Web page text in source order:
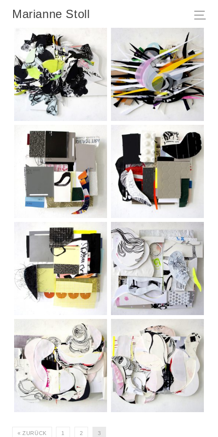
Marianne Stoll
ot, 2019
ot, 2019 ot, 2019
ot, 2019 ot, 2020
ot, 2019 ot, 2019
« ZURÜCK 1 2 3